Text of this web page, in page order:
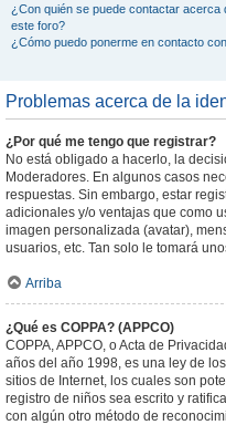
¿Con quién se puede contactar
este foro?
¿Cómo puedo ponerme en contacto
Problemas acerca de la
¿Por qué me tengo que registrar?
No está obligado a hacerlo, la
Moderadores. En algunos casos
respuestas. Sin embargo, estar
adicionales y/o ventajas que como
imagen personalizada (avatar),
usuarios, etc. Tan solo le tomará
Arriba
¿Qué es COPPA? (APPCO)
COPPA, APPCO, o Acta de
años del año 1998, es una ley de
sitios de Internet, los cuales son
registro de niños sea escrito y
con algún otro método de